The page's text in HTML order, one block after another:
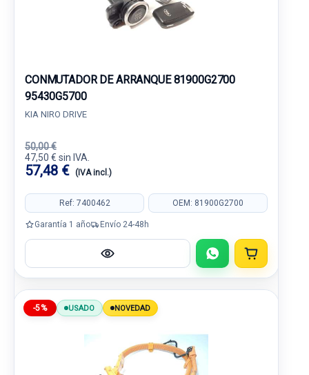
CONMUTADOR DE ARRANQUE 81900G2700
95430G5700
KIA NIRO DRIVE
50,00 €
47,50 € sin IVA.
57,48 € (IVA incl.)
Ref: 7400462 OEM: 81900G2700
Garantía 1 año Envío 24-48h
-5% USADO NOVEDAD